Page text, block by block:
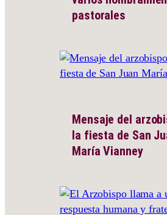
pastorales
Mensaje del
la fiesta de San
María Vianney